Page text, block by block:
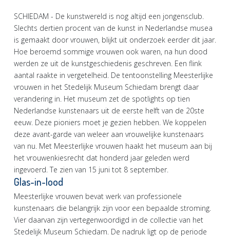
SCHIEDAM - De kunstwereld is nog altijd een jongensclub.
Slechts dertien procent van de kunst in Nederlandse musea
is gemaakt door vrouwen, blijkt uit onderzoek eerder dit jaar.
Hoe beroemd sommige vrouwen ook waren, na hun dood
werden ze uit de kunstgeschiedenis geschreven. Een flink
aantal raakte in vergetelheid. De tentoonstelling Meesterlijke
vrouwen in het Stedelijk Museum Schiedam brengt daar
verandering in. Het museum zet de spotlights op tien
Nederlandse kunstenaars uit de eerste helft van de 20ste
eeuw. Deze pioniers moet je gezien hebben. We koppelen
deze avant-garde van weleer aan vrouwelijke kunstenaars
van nu. Met Meesterlijke vrouwen haakt het museum aan bij
het vrouwenkiesrecht dat honderd jaar geleden werd
ingevoerd. Te zien van 15 juni tot 8 september.
Glas-in-lood
Meesterlijke vrouwen bevat werk van professionele
kunstenaars die belangrijk zijn voor een bepaalde stroming.
Vier daarvan zijn vertegenwoordigd in de collectie van het
Stedelijk Museum Schiedam. De nadruk ligt op de periode